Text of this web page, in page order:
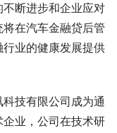
断进步和企业应对
在汽车金融贷后管
业的健康发展提供
技有限公司成为通
业，公司在技术研